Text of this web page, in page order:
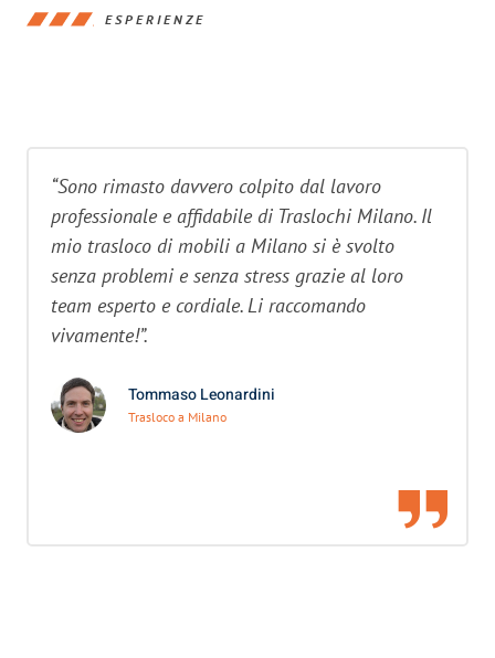
ESPERIENZE
“Sono rimasto davvero colpito dal lavoro
professionale e affidabile di Traslochi Milano. Il
mio trasloco di mobili a Milano si è svolto
senza problemi e senza stress grazie al loro
team esperto e cordiale. Li raccomando
vivamente!”.
Tommaso Leonardini
Trasloco a Milano